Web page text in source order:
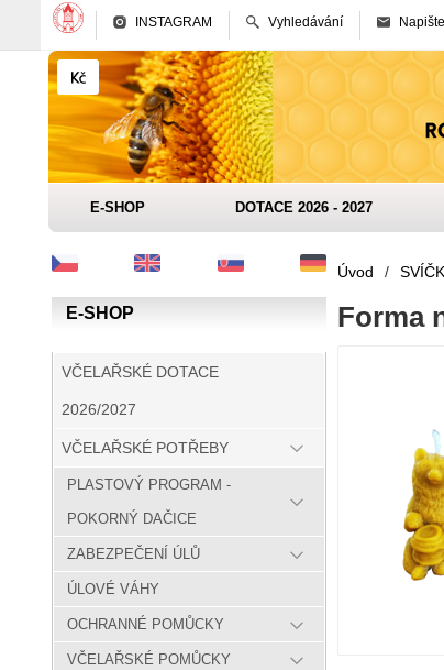
INSTAGRAM Vyhledávání
E-SHOP DOTACE 2026 - 2027
E-SHOP
VČELAŘSKÉ DOTACE
2026/2027
VČELAŘSKÉ POTŘEBY
PLASTOVÝ PROGRAM -
POKORNÝ DAČICE
ZABEZPEČENÍ ÚLŮ
ÚLOVÉ VÁHY
OCHRANNÉ POMŮCKY
VČELAŘSKÉ POMŮCKY
Úvod /
Forma